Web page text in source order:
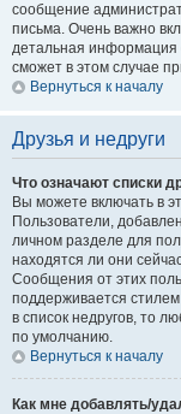
сообщение
письма. Очень важно
детальная информация
сможет в этом случае
Вернуться к началу
Друзья и недруги
Что означают списки
Вы можете включать в
Пользователи,
личном разделе для
находятся ли они
Сообщения от этих
поддерживается
в список недругов, то
по умолчанию.
Вернуться к началу
Как мне добавлять/